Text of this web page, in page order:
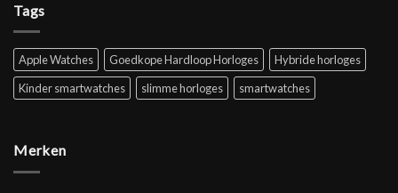
Tags
Apple Watches Goedkope Hardloop Horloges
Hybride horloges
Kinder smartwatches
slimme horloges smartwatches
Merken